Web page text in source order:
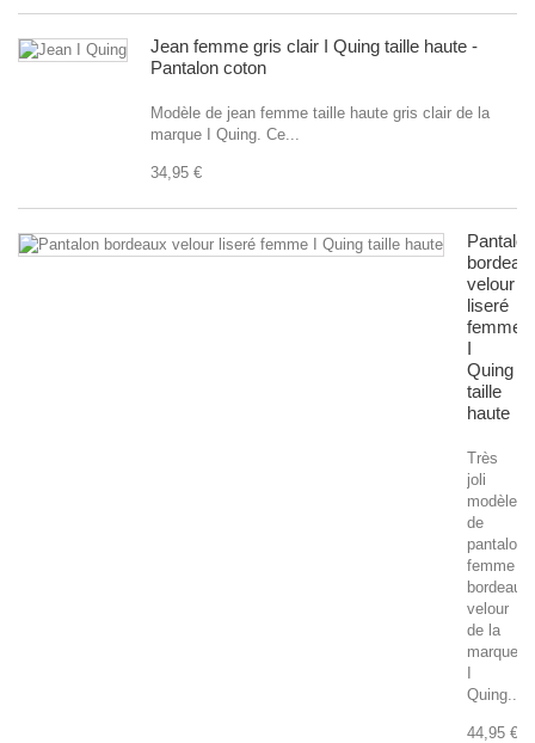
Jean femme gris clair I Quing taille haute -
Pantalon coton
Modèle de jean femme taille haute gris clair de la
marque I Quing. Ce...
34,95 €
Pantalon
velour
liseré
femme
I
Quing
taille
haute
Très
joli
modèle
de
pantalon
femme
bordeaux
velour
de la
marque
Quing....
44,95 €